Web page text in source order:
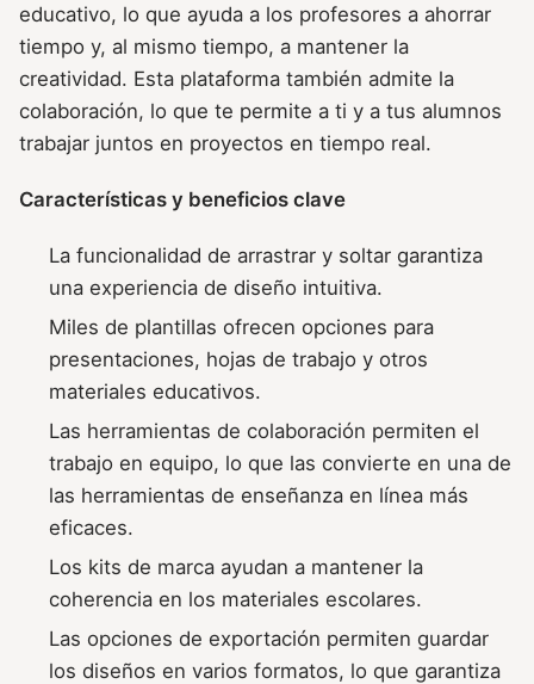
educativo, lo que ayuda a los profesores a ahorrar
tiempo y, al mismo tiempo, a mantener la
creatividad. Esta plataforma también admite la
colaboración, lo que te permite a ti y a tus alumnos
trabajar juntos en proyectos en tiempo real.
Características y beneficios clave
La funcionalidad de arrastrar y soltar garantiza
una experiencia de diseño intuitiva.
Miles de plantillas ofrecen opciones para
presentaciones, hojas de trabajo y otros
materiales educativos.
Las herramientas de colaboración permiten el
trabajo en equipo, lo que las convierte en una de
las herramientas de enseñanza en línea más
eficaces.
Los kits de marca ayudan a mantener la
coherencia en los materiales escolares.
Las opciones de exportación permiten guardar
los diseños en varios formatos, lo que garantiza